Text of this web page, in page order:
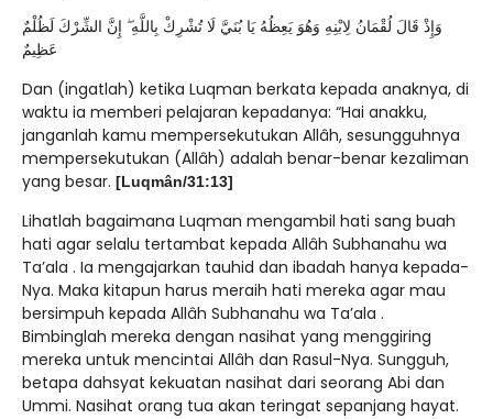
وَإِذْ قَالَ لُقْمَانُ لِابْنِهِ وَهُوَ يَعِظُهُ يَا بُنَيَّ لَا تُشْرِكْ بِاللَّهِ ۖ إِنَّ الشِّرْكَ لَظُلْمٌ
عَظِيمٌ
Dan (ingatlah) ketika Luqman berkata kepada anaknya, di
waktu ia memberi pelajaran kepadanya: “Hai anakku,
janganlah kamu mempersekutukan Allâh, sesungguhnya
mempersekutukan (Allâh) adalah benar-benar kezaliman
yang besar. [Luqmân/31:13]
Lihatlah bagaimana Luqman mengambil hati sang buah
hati agar selalu tertambat kepada Allâh Subhanahu wa
Ta’ala . Ia mengajarkan tauhid dan ibadah hanya kepada-
Nya. Maka kitapun harus meraih hati mereka agar mau
bersimpuh kepada Allâh Subhanahu wa Ta’ala .
Bimbinglah mereka dengan nasihat yang menggiring
mereka untuk mencintai Allâh dan Rasul-Nya. Sungguh,
betapa dahsyat kekuatan nasihat dari seorang Abi dan
Ummi. Nasihat orang tua akan teringat sepanjang hayat.